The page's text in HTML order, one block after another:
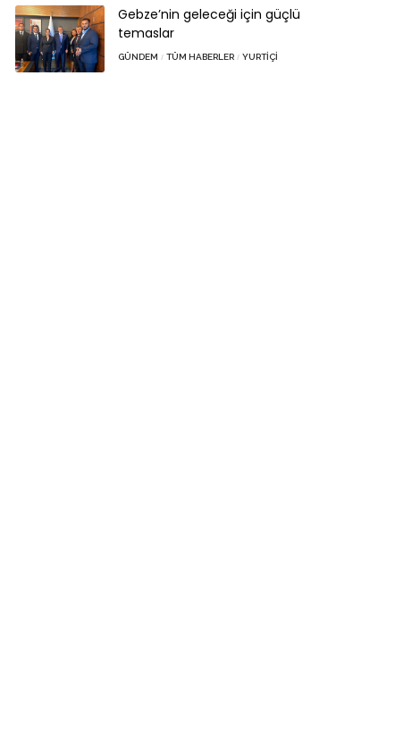
Gebze’nin geleceği için güçlü
temaslar
GÜNDEM TÜM HABERLER YURTIÇI